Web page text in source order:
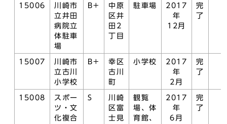
15006
川崎市
立井田
病院立
体駐車
場
B+
中原
区井
田2
丁目
駐車場
2017
年
12月
完
了
15007
川崎市
立古川
小学校
B+
幸区
古川
町
小学校
2017
年
2月
完
了
15008
スポー
ツ・文
化複合
S
川崎
区富
士見
観覧
場、体
育館、
2017
年
6月
完
了